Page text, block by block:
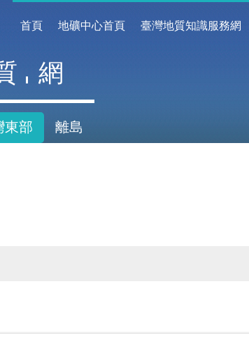
首頁 地礦中心首頁 臺灣地質知識服務網
網
東部 離島